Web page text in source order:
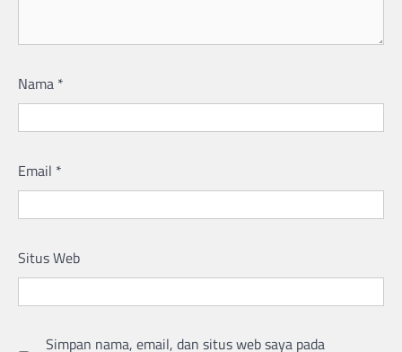
Nama *
Email *
Situs Web
Simpan nama, email, dan situs web saya pada